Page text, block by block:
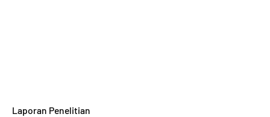
Laporan Penelitian